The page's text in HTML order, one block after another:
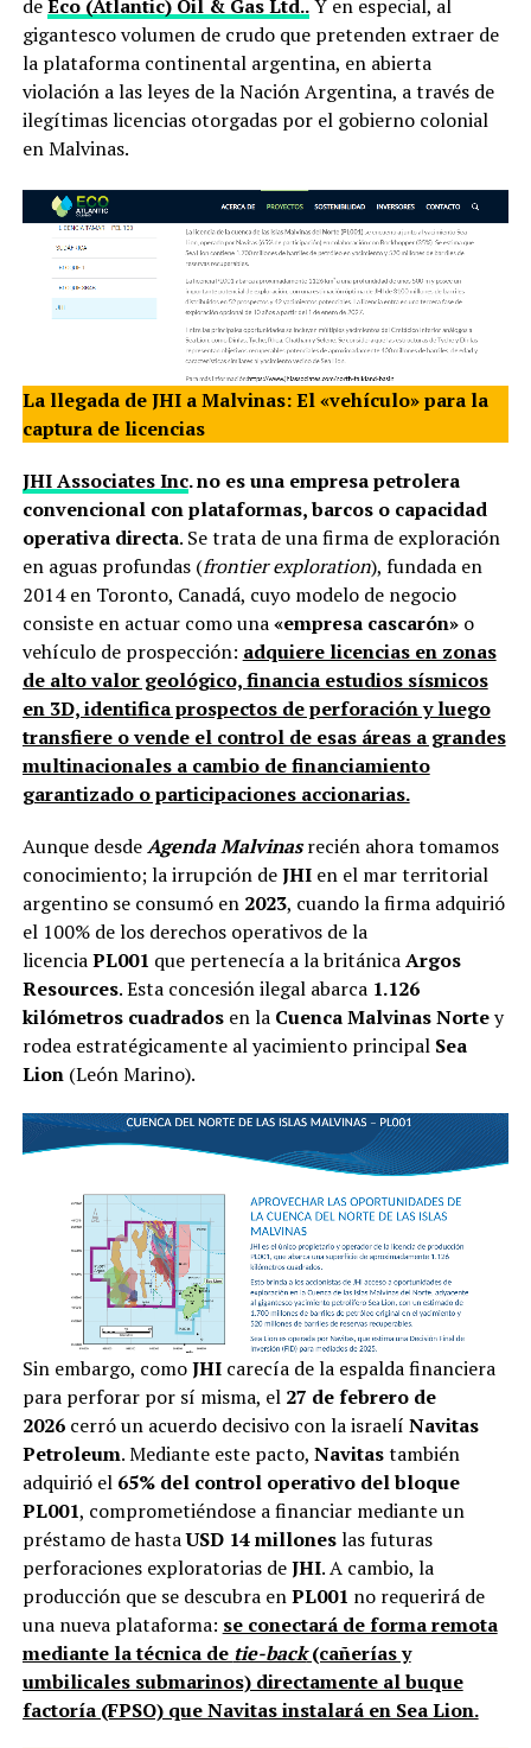
deEco (Atlantic) Oil & Gas Ltd..Y en especial, al
gigantesco volumen de crudo que pretenden extraer de
la plataforma continental argentina, en abierta
violación a las leyes de la Nación Argentina, a través de
ilegítimas licencias otorgadas por el gobierno colonial
en Malvinas.
La llegada de JHI a Malvinas: El «vehículo» para la
captura de licencias
JHI Associates Inc. no es una empresa petrolera
convencional con plataformas, barcos o capacidad
operativa directa. Se trata de una firma de exploración
en aguas profundas (frontier exploration), fundada en
2014 en Toronto, Canadá, cuyo modelo de negocio
consiste en actuar como una«empresa cascarón»o
vehículo de prospección: adquiere licencias en zonas
de alto valor geológico, financia estudios sísmicos
en 3D, identifica prospectos de perforación y luego
transfiere o vende el control de esas áreas a grandes
multinacionales a cambio de financiamiento
garantizado o participaciones accionarias.
Aunque desdeAgenda Malvinasrecién ahora tomamos
conocimiento; la irrupción deJHI en el mar territorial
argentino se consumó en 2023, cuando la firma adquirió
el 100% de los derechos operativos de la
licenciaPL001 que pertenecía a la británicaArgos
Resources. Esta concesión ilegal abarca 1.126
kilómetros cuadradosen la Cuenca Malvinas Nortey
rodea estratégicamente al yacimiento principal Sea
Lion(León Marino).
Sin embargo, comoJHIcarecía de la espalda financiera
para perforar por sí misma, el 27 de febrero de
2026cerró un acuerdo decisivo con la israelí Navitas
Petroleum. Mediante este pacto, Navitastambién
adquirió el 65% del control operativo del bloque
PL001, comprometiéndose a financiar mediante un
préstamo de hastaUSD 14 milloneslas futuras
perforaciones exploratorias deJHI. A cambio, la
producción que se descubra enPL001 no requerirá de
una nueva plataforma: se conectará de forma remota
mediante la técnica de tie-back(cañerías y
umbilicales submarinos) directamente al buque
factoría (FPSO) que Navitas instalará en Sea Lion.